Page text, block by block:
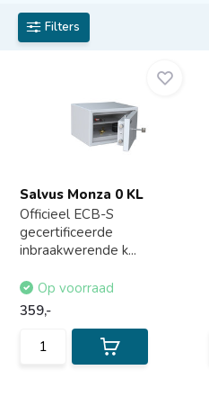
Filters
Salvus Monza 0 KL
Officieel ECB-S
gecertificeerde
inbraakwerende k...
Op voorraad
359,-